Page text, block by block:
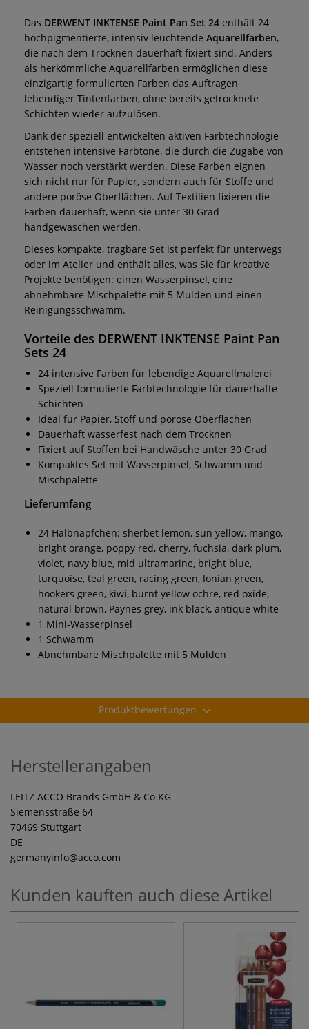
Das DERWENT INKTENSE Paint Pan Set 24 enthält 24
hochpigmentierte, intensiv leuchtende Aquarellfarben,
die nach dem Trocknen dauerhaft fixiert sind. Anders
als herkömmliche Aquarellfarben ermöglichen diese
einzigartig formulierten Farben das Auftragen
lebendiger Tintenfarben, ohne bereits getrocknete
Schichten wieder aufzulösen.
Dank der speziell entwickelten aktiven Farbtechnologie
entstehen intensive Farbtöne, die durch die Zugabe von
Wasser noch verstärkt werden. Diese Farben eignen
sich nicht nur für Papier, sondern auch für Stoffe und
andere poröse Oberflächen. Auf Textilien fixieren die
Farben dauerhaft, wenn sie unter 30 Grad
handgewaschen werden.
Dieses kompakte, tragbare Set ist perfekt für unterwegs
oder im Atelier und enthält alles, was Sie für kreative
Projekte benötigen: einen Wasserpinsel, eine
abnehmbare Mischpalette mit 5 Mulden und einen
Reinigungsschwamm.
Vorteile des DERWENT INKTENSE Paint Pan
Sets 24
24 intensive Farben für lebendige Aquarellmalerei
Speziell formulierte Farbtechnologie für dauerhafte
Schichten
Ideal für Papier, Stoff und poröse Oberflächen
Dauerhaft wasserfest nach dem Trocknen
Fixiert auf Stoffen bei Handwäsche unter 30 Grad
Kompaktes Set mit Wasserpinsel, Schwamm und
Mischpalette
Lieferumfang
24 Halbnäpfchen: sherbet lemon, sun yellow, mango,
bright orange, poppy red, cherry, fuchsia, dark plum,
violet, navy blue, mid ultramarine, bright blue,
turquoise, teal green, racing green, Ionian green,
hookers green, kiwi, burnt yellow ochre, red oxide,
natural brown, Paynes grey, ink black, antique white
1 Mini-Wasserpinsel
1 Schwamm
Abnehmbare Mischpalette mit 5 Mulden
Produktbewertungen
Herstellerangaben
LEITZ ACCO Brands GmbH & Co KG
Siemensstraße 64
70469 Stuttgart
DE
germanyinfo@acco.com
Kunden kauften auch diese Artikel